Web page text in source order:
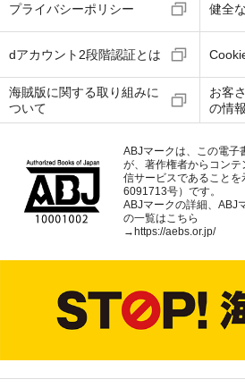
プライバシーポリシー 健全
dアカウント2段階認証とは
海賊版に関する取り組みに
ついて
お客
の情
ABJマークは、この電子
が、著作権者からコン
信サービスであること
6091713号）です。
ABJマークの詳細、ABJ
の一覧はこちら
→https://aebs.or.jp/